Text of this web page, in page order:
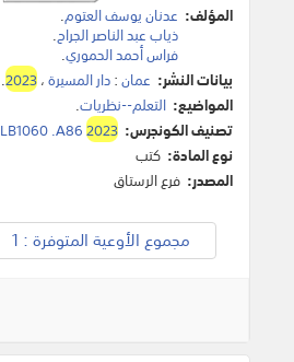
المؤلف: عدنان يوسف‬ ‫العتوم.
ذياب عبد الناصر الجراح.
فراس أحمد الحموري.
بيانات النشر: عمان:دار المسيرة،2023
.
المواضيع: التعلم--نظريات.
تصنيف الكونجرس:
LB1060 .A862023
نوع المادة: كتب
المصدر: فرع الرستاق
مجموع الأوعية المتوفرة : 1